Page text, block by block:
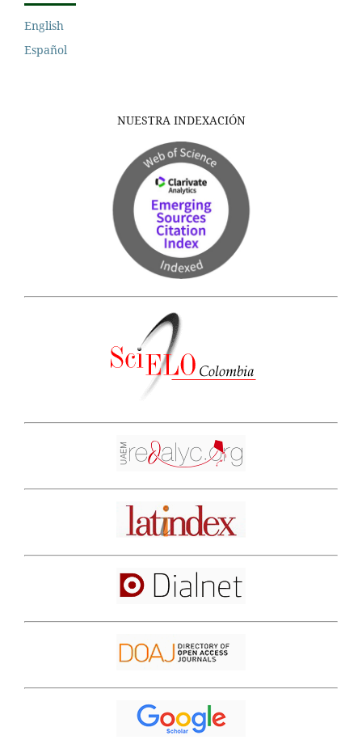
English
Español
NUESTRA INDEXACIÓN